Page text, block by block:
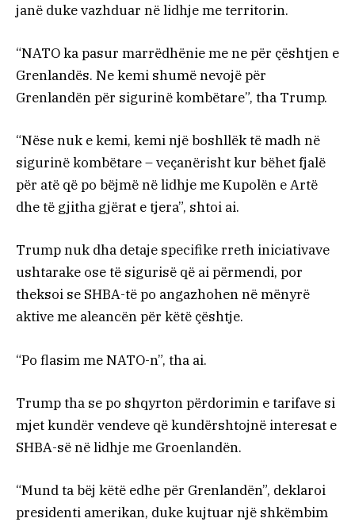
janë duke vazhduar në lidhje me territorin.
“NATO ka pasur marrëdhënie me ne për çështjen e
Grenlandës. Ne kemi shumë nevojë për
Grenlandën për sigurinë kombëtare”, tha Trump.
“Nëse nuk e kemi, kemi një boshllëk të madh në
sigurinë kombëtare – veçanërisht kur bëhet fjalë
për atë që po bëjmë në lidhje me Kupolën e Artë
dhe të gjitha gjërat e tjera”, shtoi ai.
Trump nuk dha detaje specifike rreth iniciativave
ushtarake ose të sigurisë që ai përmendi, por
theksoi se SHBA-të po angazhohen në mënyrë
aktive me aleancën për këtë çështje.
“Po flasim me NATO-n”, tha ai.
Trump tha se po shqyrton përdorimin e tarifave si
mjet kundër vendeve që kundërshtojnë interesat e
SHBA-së në lidhje me Groenlandën.
“Mund ta bëj këtë edhe për Grenlandën”, deklaroi
presidenti amerikan, duke kujtuar një shkëmbim